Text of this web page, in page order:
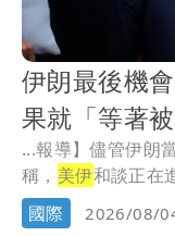
伊朗最後機
果就「等著被
...報導】儘管伊朗
稱， 美伊和談正在
不同意...
國際 2026/08/